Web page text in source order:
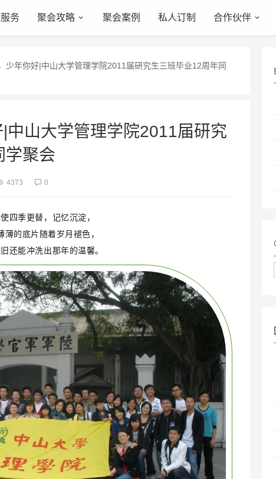
务 聚会攻略 聚会案例 私人订制 合作伙伴
少年你好|中山大学管理学院2011届研究生三班毕业12周年同
中山大学管理学院2011届研究
学聚会
4373 0
四季更替，记忆沉淀，
薄的底片随着岁月褪色，
还能冲洗出那年的温馨。